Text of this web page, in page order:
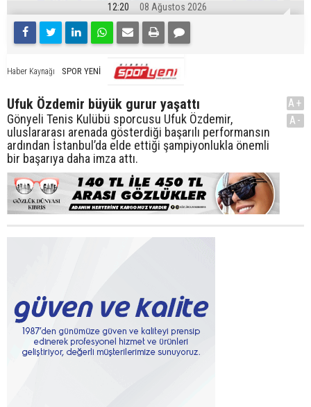
12:20 08 Ağustos 2026
Haber Kaynağı SPOR YENİ
Ufuk Özdemir büyük gurur yaşattı
Gönyeli Tenis Kulübü sporcusu Ufuk Özdemir,
uluslararası arenada gösterdiği başarılı performansın
ardından İstanbul’da elde ettiği şampiyonlukla önemli
bir başarıya daha imza attı.
A+
A-